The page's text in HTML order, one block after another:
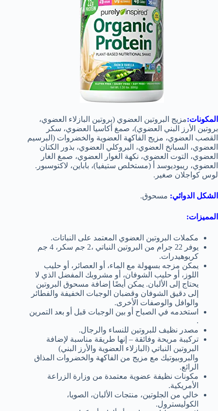
المكونات:مزيج البروتين العضوي (بروتين البازلاء العضوي،
بروتين الأرز البني العضوي)، صمغ أكاسيا العضوي، سكر
القصب العضوي، مزيج الفاكهة العضوية والخضروات (البرسيم
العضوي، السبانخ العضوي، البروكلي العضوي، بذور الكتان
العضوي، التوت العضوي، نكهة الغوار العضوي، صمغ الغار
العضوي، ريبوديوسد أ (مستخلص ستيفيا)، باباين، لاكتوسبور.
لوس كواجلان صغير.
الشكل الدوائي: مسحوق.
المميزات:
مكملات البروتين العضوي المعتمد على النباتات.
يوفر 22 جرام من البروتين النباتي ،2 جم سكر، 4 جم
كربوهيدرات.
يمكن مزجه بسهولة مع الماء، أو العصائر، أو حليب
اللوز، أو حليب الشوفان، أو مشروبك المفضل الذي لا
يحتاج إلى الألبان. يمكن أيضًا إضافة مسحوق البروتين
إلى دقيق الشوفان وقضبان الوجبات الخفيفة والفطائر
والوافل والوصفات الأخرى.
استخدمه في الصباح أو بين الوجبات قبل أو بعد التمرين
.
مصدر نظيف للبروتين للنساء والرجال.
تركيبة مريحة وفائقة – إنها طريقة مناسبة لإضافة
البروتين النباتي (البازلاء العضوية والأرز البني)
والبروبيوتيك مع مزيج من الفاكهة والخضروات المذاق
الرائع.
مكونات نظيفة عضوية معتمدة من وزارة الزراعة
الأمريكية.
خالي من الجلوتين، منتجات الألبان، الصويا،
الكوليسترول.